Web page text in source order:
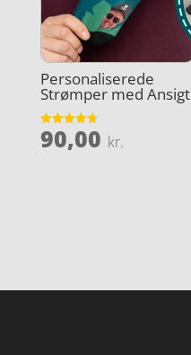
Personaliserede
Strømper med Ansigt
Vurderet
4.7
90,00 kr.